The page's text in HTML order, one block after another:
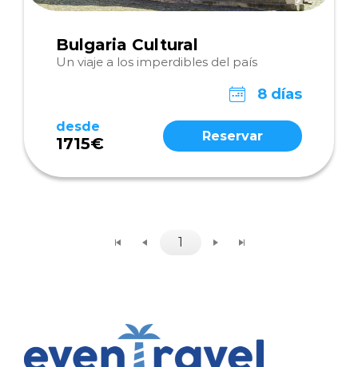
Bulgaria Cultural
Un viaje a los imperdibles del país
8 días
desde
1715€ Reservar
1